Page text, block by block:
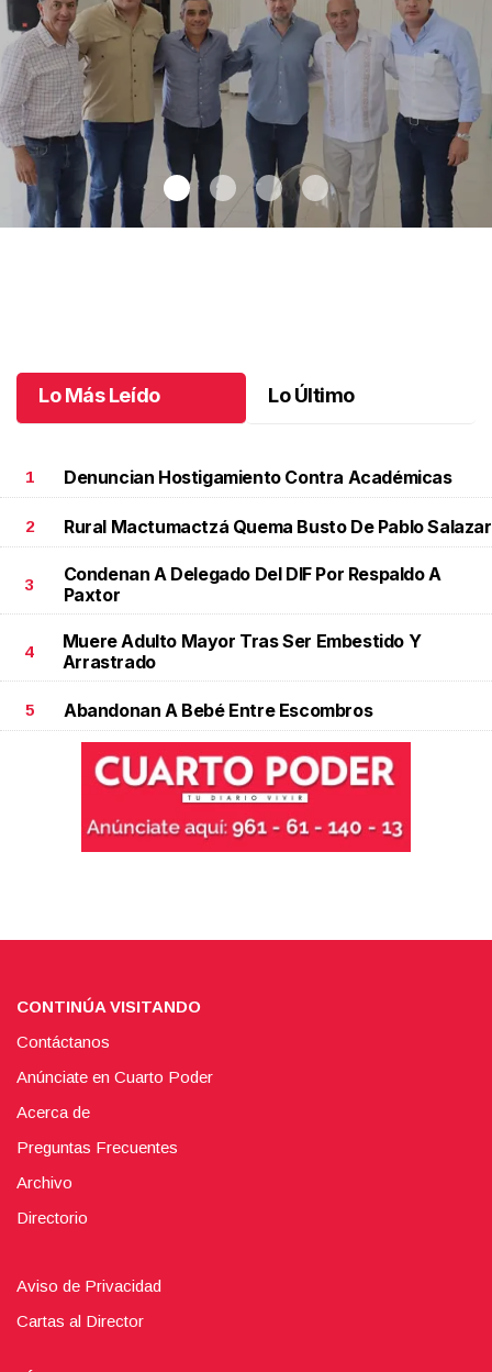
Lo Más Leído Lo Último
1 Denuncian Hostigamiento Contra Académicas
2 Rural Mactumactzá Quema Busto De Pablo Salazar
3
Condenan A Delegado Del DIF Por Respaldo A
Paxtor
4
Muere Adulto Mayor Tras Ser Embestido Y
Arrastrado
5 Abandonan A Bebé Entre Escombros
CONTINÚA VISITANDO
Contáctanos
Anúnciate en Cuarto Poder
Acerca de
Preguntas Frecuentes
Archivo
Directorio
Aviso de Privacidad
Cartas al Director